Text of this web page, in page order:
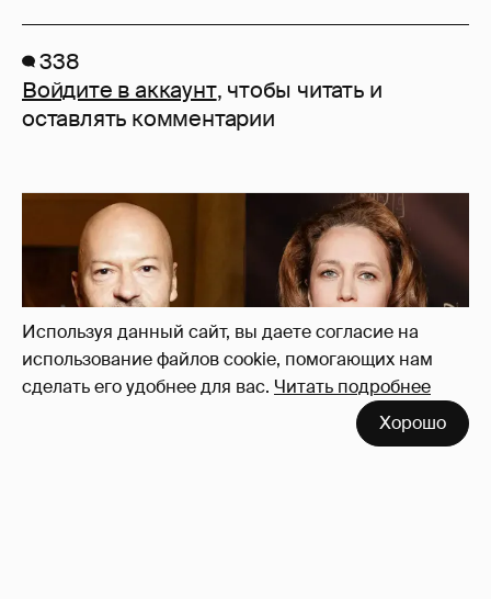
Используя данный сайт, вы даете согласие на
использование файлов cookie, помогающих нам
сделать его удобнее для вас. Читать подробнее
Хорошо
338
Войдите в аккаунт, чтобы читать и
оставлять комментарии